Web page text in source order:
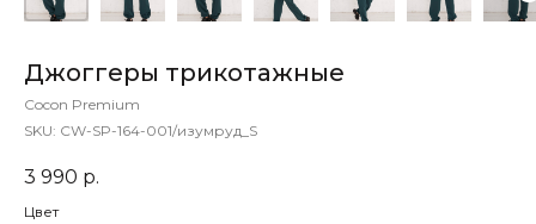
Джоггеры трикотажные
Cocon Premium
SKU: CW-SP-164-001/изумруд_S
3 990 р.
Цвет